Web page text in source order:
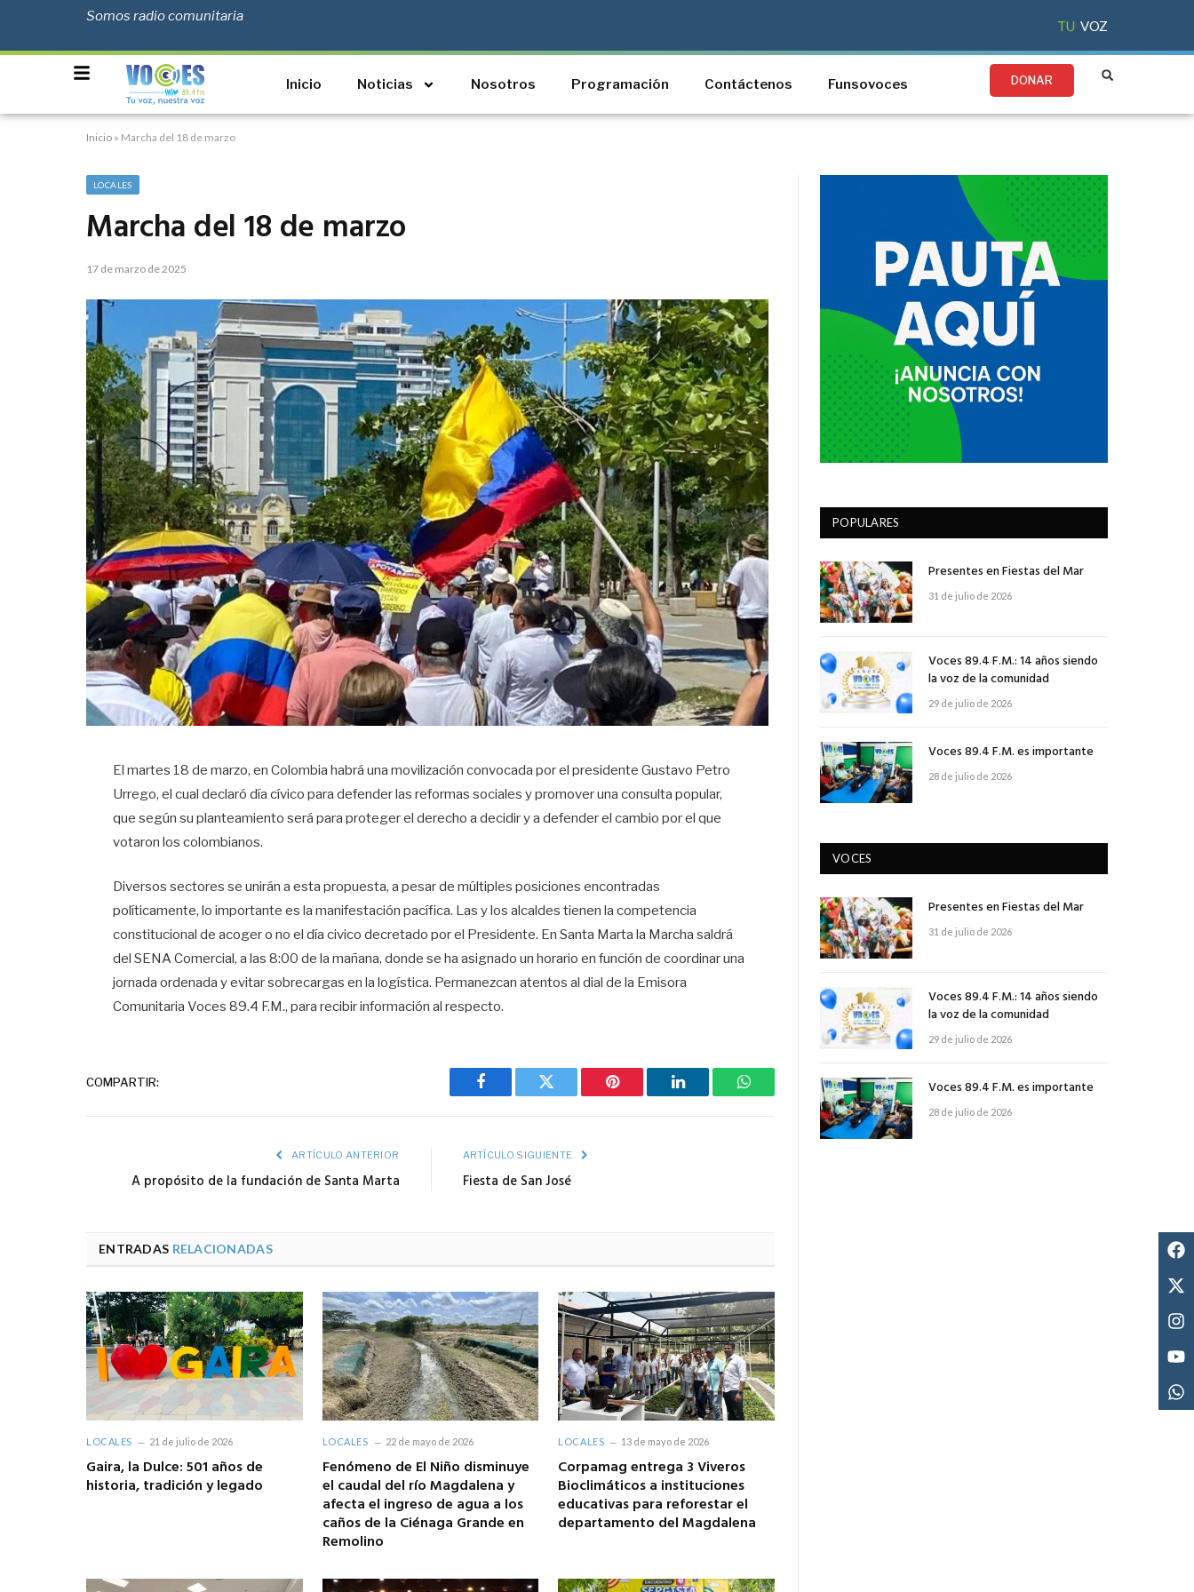
Somos radio comunitaria
TU VOZ
Inicio Noticias Nosotros Programación Contáctenos Funsovoces DONAR
Inicio » Marcha del 18 de marzo
LOCALES
Marcha del 18 de marzo
17 de marzo de 2025
El martes 18 de marzo, en Colombia habrá una movilización convocada por el presidente Gustavo Petro
Urrego, el cual declaró día cívico para defender las reformas sociales y promover una consulta popular,
que según su planteamiento será para proteger el derecho a decidir y a defender el cambio por el que
votaron los colombianos.
Diversos sectores se unirán a esta propuesta, a pesar de múltiples posiciones encontradas
políticamente, lo importante es la manifestación pacífica. Las y los alcaldes tienen la competencia
constitucional de acoger o no el día civico decretado por el Presidente. En Santa Marta la Marcha saldrá
del SENA Comercial, a las 8:00 de la mañana, donde se ha asignado un horario en función de coordinar una
jornada ordenada y evitar sobrecargas en la logística. Permanezcan atentos al dial de la Emisora
Comunitaria Voces 89.4 F.M., para recibir información al respecto.
COMPARTIR:
Facebook Twitter Pinterest LinkedIn WhatsApp
ARTÍCULO ANTERIOR
A propósito de la fundación de Santa Marta
ARTÍCULO SIGUIENTE
Fiesta de San José
ENTRADAS RELACIONADAS
LOCALES 21 de julio de 2026
Gaira, la Dulce: 501 años de
historia, tradición y legado
LOCALES 22 de mayo de 2026
Fenómeno de El Niño disminuye
el caudal del río Magdalena y
afecta el ingreso de agua a los
caños de la Ciénaga Grande en
Remolino
LOCALES 13 de mayo de 2026
Corpamag entrega 3 Viveros
Bioclimáticos a instituciones
educativas para reforestar el
departamento del Magdalena
POPULARES
Presentes en Fiestas del Mar
31 de julio de 2026
Voces 89.4 F.M.: 14 años siendo
la voz de la comunidad
29 de julio de 2026
Voces 89.4 F.M. es importante
28 de julio de 2026
VOCES
Presentes en Fiestas del Mar
31 de julio de 2026
Voces 89.4 F.M.: 14 años siendo
la voz de la comunidad
29 de julio de 2026
Voces 89.4 F.M. es importante
28 de julio de 2026